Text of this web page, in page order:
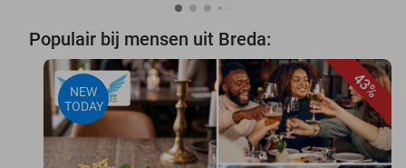
Populair bij mensen uit Breda:
43%
NEW
TODAY